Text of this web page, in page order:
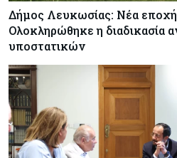
Δήμος Λευκωσίας: Νέα εποχή
Ολοκληρώθηκε η διαδικασία
υποστατικών